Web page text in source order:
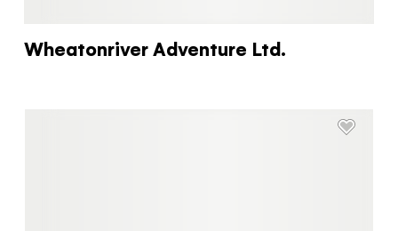
plaisants!
Wheatonriver Adventure Ltd.